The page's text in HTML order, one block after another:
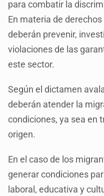
para combatir la
En materia de
deberán prevenir,
violaciones de las
este sector.
Según el dictamen
deberán atender la
condiciones, ya sea en
origen.
En el caso de los
generar condiciones
laboral, educativa y